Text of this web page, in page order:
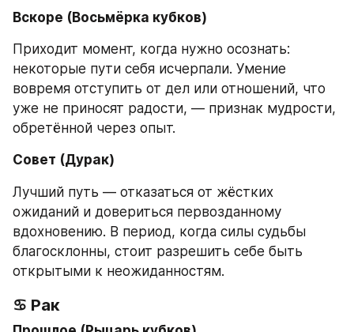
Вскоре (Восьмёрка кубков)
Приходит момент, когда нужно осознать:
некоторые пути себя исчерпали. Умение
вовремя отступить от дел или отношений, что
уже не приносят радости, — признак мудрости,
обретённой через опыт.
Совет (Дурак)
Лучший путь — отказаться от жёстких
ожиданий и довериться первозданному
вдохновению. В период, когда силы судьбы
благосклонны, стоит разрешить себе быть
открытыми к неожиданностям.
♋ Рак